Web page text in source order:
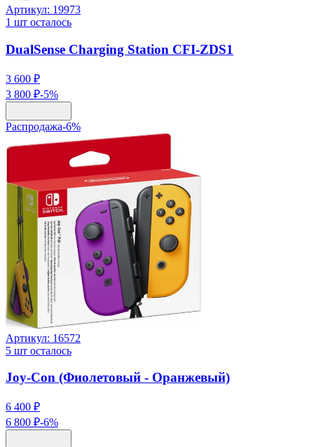
Артикул: 19973
1 шт осталось
DualSense Charging Station CFI-ZDS1
3 600 ₽
3 800 ₽-5%
Распродажа-6%
Артикул: 16572
5 шт осталось
Joy-Con (Фиолетовый - Оранжевый)
6 400 ₽
6 800 ₽-6%